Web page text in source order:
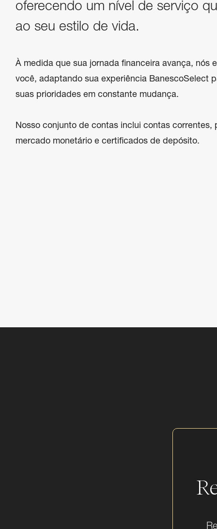
oferecendo um nível de serviço
ao seu estilo de vida.
À medida que sua jornada financeira avança, nós
você, adaptando sua experiência BanescoSelect
suas prioridades em constante mudança.
Nosso conjunto de contas inclui contas correntes,